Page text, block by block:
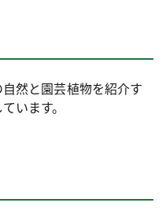
然と園芸植物を紹介す
います。